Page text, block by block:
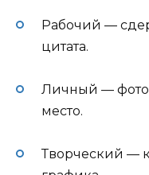
Рабочий —
цитата.
Личный —
место.
Творческий —